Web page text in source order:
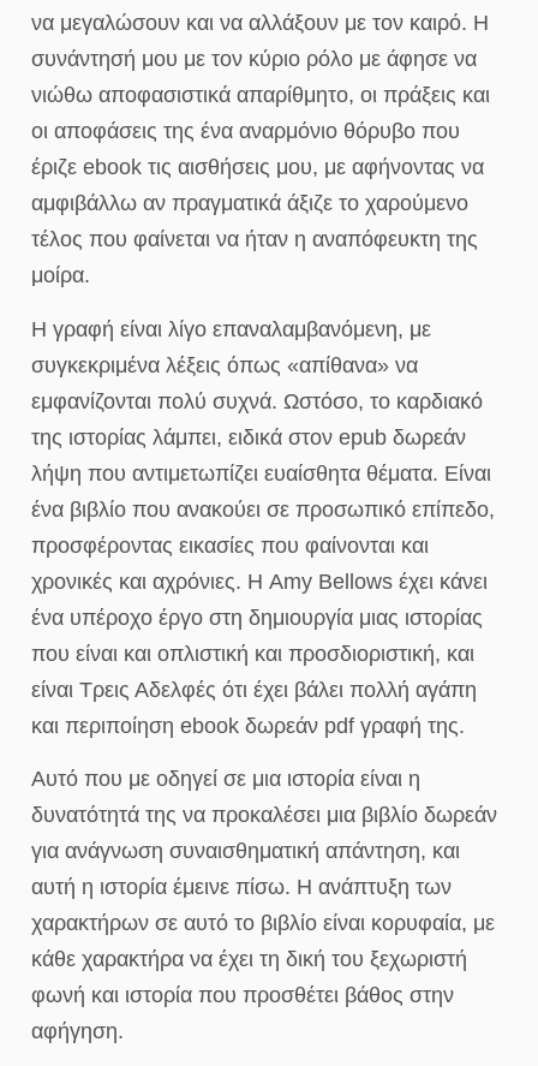
να μεγαλώσουν και να αλλάξουν με τον καιρό. Η
συνάντησή μου με τον κύριο ρόλο με άφησε να
νιώθω αποφασιστικά απαρίθμητο, οι πράξεις και
οι αποφάσεις της ένα αναρμόνιο θόρυβο που
έριζε ebook τις αισθήσεις μου, με αφήνοντας να
αμφιβάλλω αν πραγματικά άξιζε το χαρούμενο
τέλος που φαίνεται να ήταν η αναπόφευκτη της
μοίρα.
Η γραφή είναι λίγο επαναλαμβανόμενη, με
συγκεκριμένα λέξεις όπως «απίθανα» να
εμφανίζονται πολύ συχνά. Ωστόσο, το καρδιακό
της ιστορίας λάμπει, ειδικά στον epub δωρεάν
λήψη που αντιμετωπίζει ευαίσθητα θέματα. Είναι
ένα βιβλίο που ανακούει σε προσωπικό επίπεδο,
προσφέροντας εικασίες που φαίνονται και
χρονικές και αχρόνιες. Η Amy Bellows έχει κάνει
ένα υπέροχο έργο στη δημιουργία μιας ιστορίας
που είναι και οπλιστική και προσδιοριστική, και
είναι Τρεις Αδελφές ότι έχει βάλει πολλή αγάπη
και περιποίηση ebook δωρεάν pdf γραφή της.
Αυτό που με οδηγεί σε μια ιστορία είναι η
δυνατότητά της να προκαλέσει μια βιβλίο δωρεάν
για ανάγνωση συναισθηματική απάντηση, και
αυτή η ιστορία έμεινε πίσω. Η ανάπτυξη των
χαρακτήρων σε αυτό το βιβλίο είναι κορυφαία, με
κάθε χαρακτήρα να έχει τη δική του ξεχωριστή
φωνή και ιστορία που προσθέτει βάθος στην
αφήγηση.